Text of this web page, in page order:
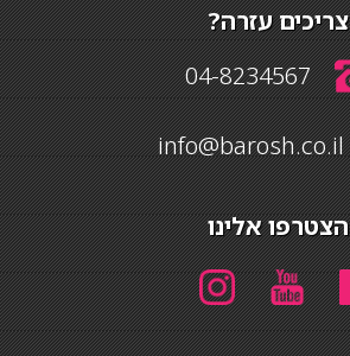
צריכים עזרה?
04-8234567
info@barosh.co.il
הצטרפו אלינו